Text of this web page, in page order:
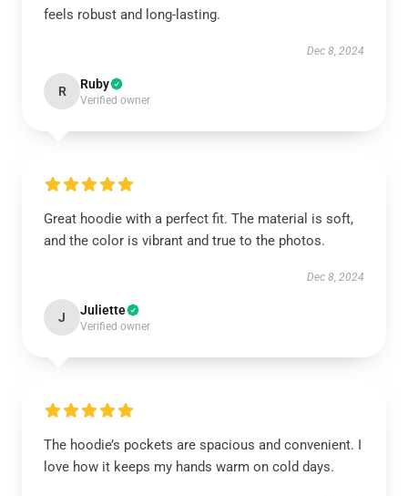
feels robust and long-lasting.
Dec 8, 2024
R Ruby
Verified owner
Great hoodie with a perfect fit. The material is soft,
and the color is vibrant and true to the photos.
Dec 8, 2024
J Juliette
Verified owner
The hoodie’s pockets are spacious and convenient. I
love how it keeps my hands warm on cold days.